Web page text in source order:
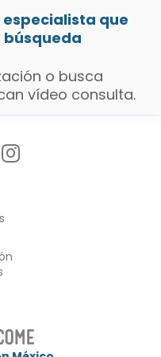
especialista que
búsqueda
o busca
vídeo consulta.